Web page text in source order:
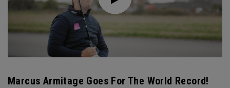
Marcus Armitage Goes For The World Record!